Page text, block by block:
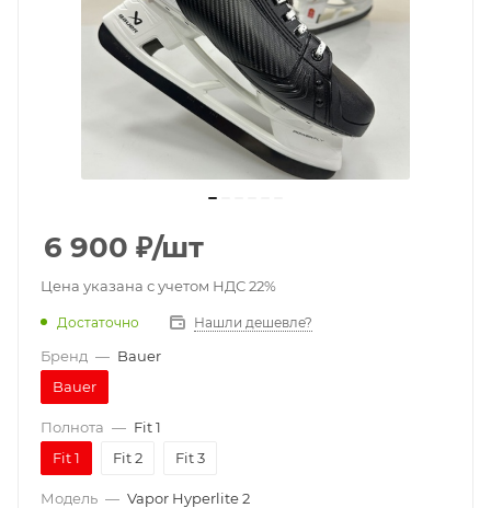
6 900 ₽/шт
Цена указана с учетом НДС 22%
Достаточно Нашли дешевле?
Бренд — Bauer
Bauer
Полнота — Fit 1
Fit 1
Fit 2 Fit 3
Модель — Vapor Hyperlite 2